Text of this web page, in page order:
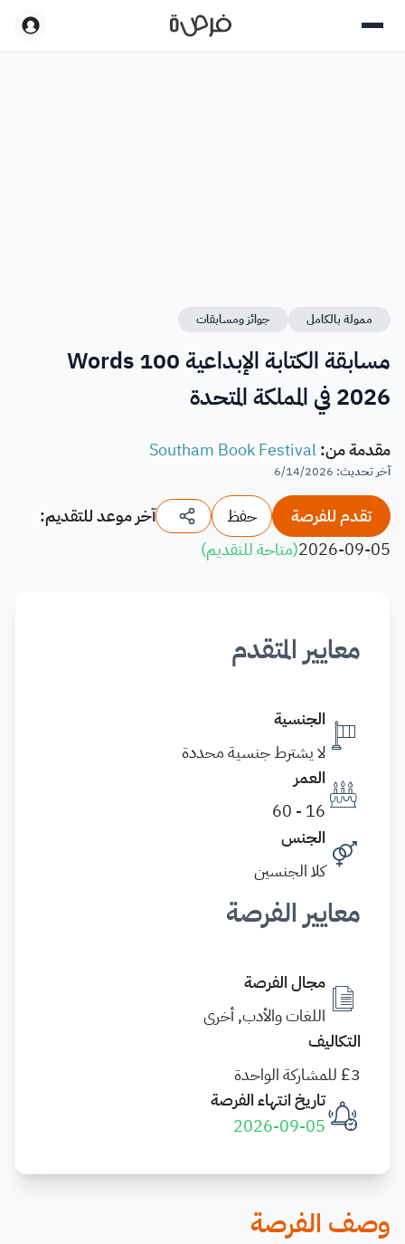
ممولة بالكامل جوائز ومسابقات
مسابقة الكتابة الإبداعية 100 Words
2026 في المملكة المتحدة
مقدمة من:
Southam Book Festival
آخر تحديث:
6/14/2026
تقدم للفرصة حفظ
آخر موعد للتقديم:
2026-09-05
(متاحة للتقديم)
معايير المتقدم
الجنسية
لا يشترط جنسية محددة
العمر
16 - 60
الجنس
كلا الجنسين
معايير الفرصة
مجال الفرصة
اللغات والأدب, أخرى
التكاليف
£3 للمشاركة الواحدة
تاريخ انتهاء الفرصة
2026-09-05
وصف الفرصة